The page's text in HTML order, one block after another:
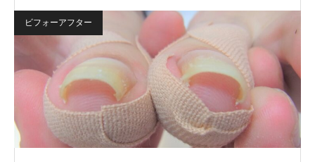
ビフォーアフター